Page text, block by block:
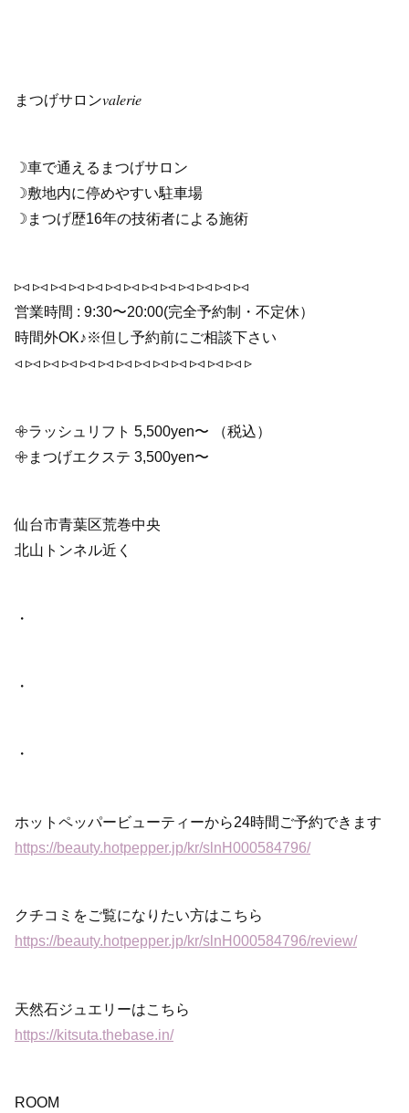
まつげサロン𝑣𝑎𝑙𝑒𝑟𝑖𝑒
☽車で通えるまつげサロン
☽敷地内に停めやすい駐車場
☽まつげ歴16年の技術者による施術
▹◃ ▹◃ ▹◃ ▹◃ ▹◃ ▹◃ ▹◃ ▹◃ ▹◃ ▹◃ ▹◃ ▹◃ ▹◃
営業時間 : 9:30〜20:00(完全予約制・不定休）
時間外OK♪※但し予約前にご相談下さい
◃ ▹◃ ▹◃ ▹◃ ▹◃ ▹◃ ▹◃ ▹◃ ▹◃ ▹◃ ▹◃ ▹◃ ▹◃ ▹
𖧷ラッシュリフト 5,500yen〜 （税込）
𖧷まつげエクステ 3,500yen〜
仙台市青葉区荒巻中央
北山トンネル近く
・
・
・
ホットペッパービューティーから24時間ご予約できます
https://beauty.hotpepper.jp/kr/slnH000584796/
クチコミをご覧になりたい方はこちら
https://beauty.hotpepper.jp/kr/slnH000584796/review/
天然石ジュエリーはこちら
https://kitsuta.thebase.in/
ROOM